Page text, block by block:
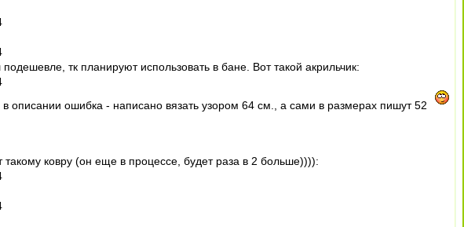
тк планируют использовать в бане. Вот такой акрильчик:
описании ошибка - написано вязать узором 64 см., а сами в размерах пишут 52
ковру (он еще в процессе, будет раза в 2 больше)))):